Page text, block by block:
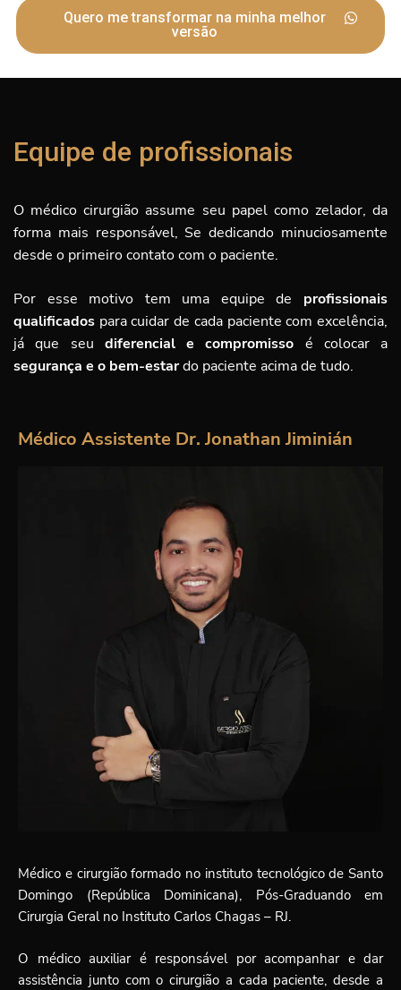
Quero me transformar na minha melhor
versão
Equipe de profissionais
O médico cirurgião assume seu papel como zelador, da
forma mais responsável, Se dedicando minuciosamente
desde o primeiro contato com o paciente.
Por esse motivo tem uma equipe de profissionais
qualificados para cuidar de cada paciente com excelência,
já que seu diferencial e compromisso é colocar a
segurança e o bem-estardo paciente acima de tudo.
Médico Assistente Dr. Jonathan Jiminián
Médico e cirurgião formado no instituto tecnológico de Santo
Domingo (República Dominicana), Pós-Graduando em
Cirurgia Geral no Instituto Carlos Chagas – RJ.
O médico auxiliar é responsável por acompanhar e dar
assistência junto com o cirurgião a cada paciente, desde a